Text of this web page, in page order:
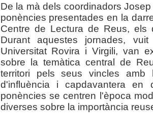
De la mà dels coordinadors
ponències presentades en la
Centre de Lectura de Reus,
Durant aquestes jornades,
Universitat Rovira i Virgili, van
sobre la temàtica central de
territori pels seus vincles
d'influència i capdavantera en
ponències se centren l'època
diverses sobre la importància